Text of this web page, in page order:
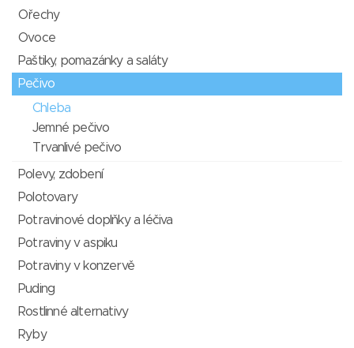
Ořechy
Ovoce
Paštiky, pomazánky a saláty
Pečivo
Chleba
Jemné pečivo
Trvanlivé pečivo
Polevy, zdobení
Polotovary
Potravinové doplňky a léčiva
Potraviny v aspiku
Potraviny v konzervě
Puding
Rostlinné alternativy
Ryby